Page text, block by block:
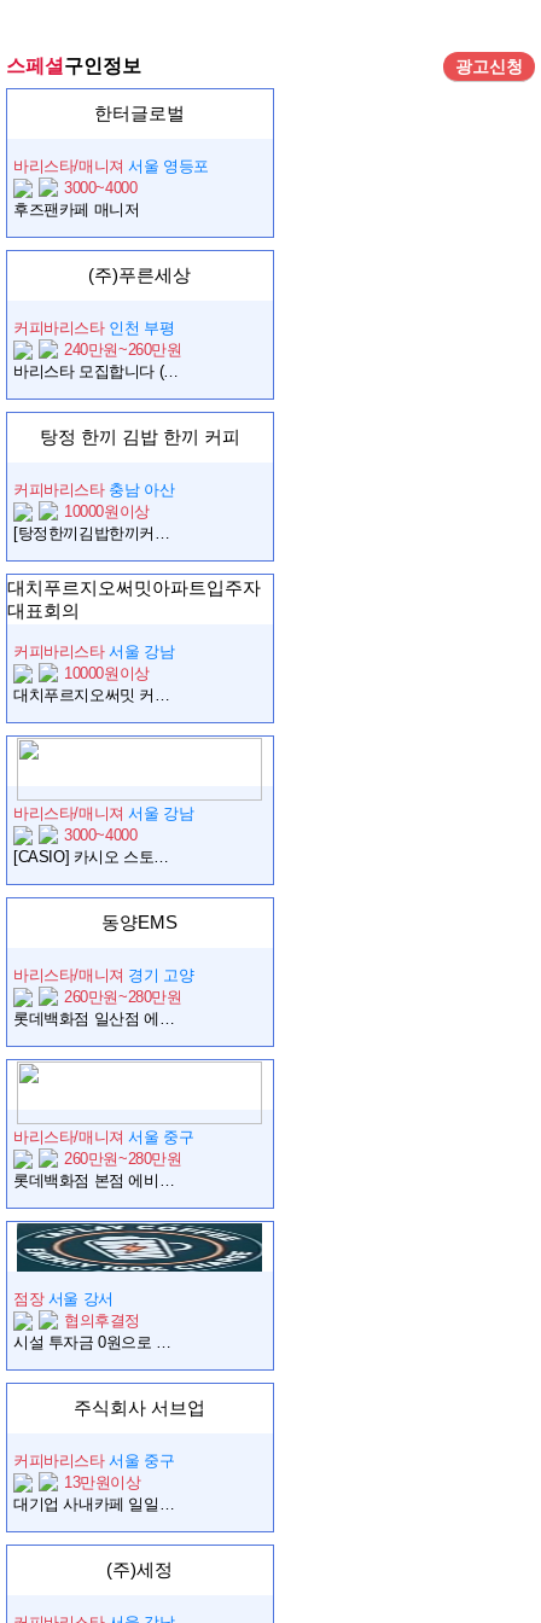
스페셜 구인정보 광고신청
한터글로벌
바리스타/매니져 서울 영등포
3000~4000
후즈팬카페 매니저
(주)푸른세상
커피바리스타 인천 부평
240만원~260만원
바리스타 모집합니다 (삼산동) - 경력 우대
탕정 한끼 김밥 한끼 커피
커피바리스타 충남 아산
10000원이상
[탕정한끼김밥한끼커피]에서 바리스타 알바를 구합니다.
대치푸르지오써밋아파트입주자
대표회의
커피바리스타 서울 강남
10000원이상
대치푸르지오써밋 커뮤니티 카페 주말바리스타 아르바이트 모집
바리스타/매니져 서울 강남
3000~4000
[CASIO] 카시오 스토어 도산 카페 매니저/부매니저 구인
동양EMS
바리스타/매니져 경기 고양
260만원~280만원
롯데백화점 일산점 에비뉴엘바 관리자 채용
바리스타/매니져 서울 중구
260만원~280만원
롯데백화점 본점 에비뉴엘바 관리자 채용
점장 서울 강서
협의후결정
시설 투자금 0원으로 강서 마곡역 카페 사장님 되기
주식회사 서브업
커피바리스타 서울 중구
13만원이상
대기업 사내카페 일일알바 바리스타 구인합니다
(주)세정